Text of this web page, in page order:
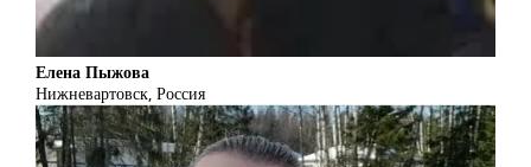
Елена Пыжова
Нижневартовск, Россия